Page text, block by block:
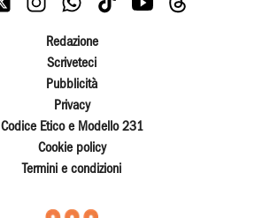
Redazione
Scriveteci
Pubblicità
Privacy
Codice Etico e Modello 231
Cookie policy
Termini e condizioni